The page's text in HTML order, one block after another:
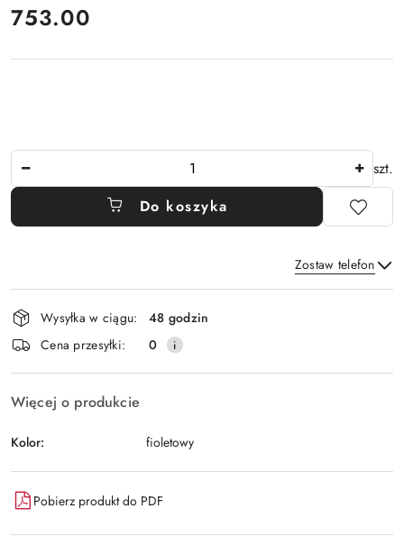
cena:
753.00
szt.
Do koszyka
Zostaw telefon
Wyślij
Dostępność
i
dostawa
Wysyłka w ciągu:
48 godzin
Cena przesyłki:
0
Więcej o produkcie
Kolor: fioletowy
Pobierz produkt do PDF